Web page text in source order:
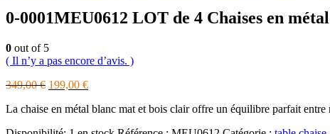
0-0001MEU0612 LOT de 4 Chaises en
0 out of 5
( Il n’y a pas encore d’avis. )
349,00€ Le
initial
199,00 €Le
actuel
La chaise en métal blanc mat et bois clair offre un équilibre parfait